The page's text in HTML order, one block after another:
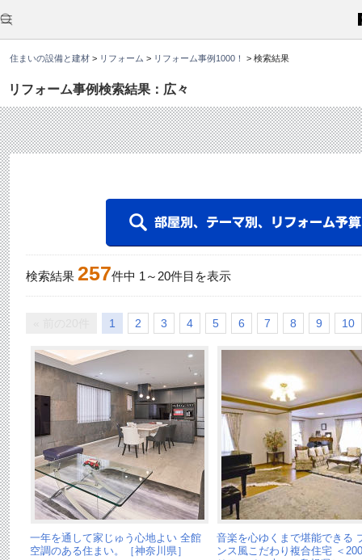
住まいの設備と建材 > リフォーム > リフォーム事例1000！ > 検索結果
リフォーム事例検索結果：広々
こ
か
ら
文
す
検索結果 257件中 1 ～ 20件目を表示
1 2 3 4 5 6 7 8 9 10
一年を通して家じゅう心地よい 全館
空調のある住まい。［神奈川県］
音楽を心ゆくまで堪能できる
ンス風こだわり複合住宅 ＜